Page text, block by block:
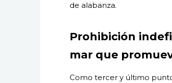
de alabanza.
Prohibición
mar que
Como tercer y último